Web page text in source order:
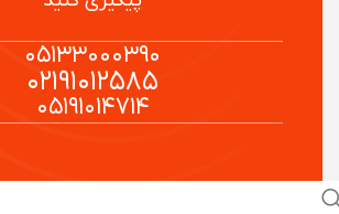
۰۵۱۳۳۰۰۰۳۹۰
۰۲۱۹۱۰۱۲۵۸۵
۰۵۱۹۱۰۱۴۷۱۴